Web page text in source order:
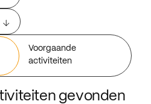
Voorgaande
activiteiten
gevonden